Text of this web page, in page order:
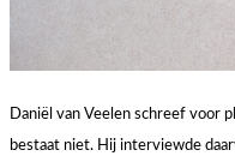
Daniël van Veelen schreef voor
bestaat niet. Hij interviewde